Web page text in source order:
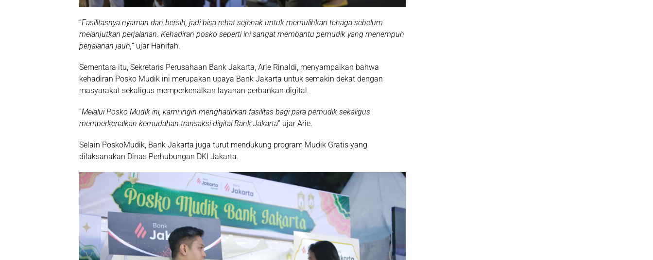
“Fasilitasnya nyaman dan bersih, jadi bisa rehat sejenak untuk memulihkan tenaga sebelum
melanjutkan perjalanan. Kehadiran posko seperti ini sangat membantu pemudik yang menempuh
perjalanan jauh, ” ujar Hanifah.
Sementara itu, Sekretaris Perusahaan Bank Jakarta, Arie Rinaldi, menyampaikan bahwa
kehadiran Posko Mudik ini merupakan upaya Bank Jakarta untuk semakin dekat dengan
masyarakat sekaligus memperkenalkan layanan perbankan digital.
“Melalui Posko Mudik ini, kami ingin menghadirkan fasilitas bagi para pemudik sekaligus
memperkenalkan kemudahan transaksi digital Bank Jakarta” ujar Arie.
Selain PoskoMudik, Bank Jakarta juga turut mendukung program Mudik Gratis yang
dilaksanakan Dinas Perhubungan DKI Jakarta.